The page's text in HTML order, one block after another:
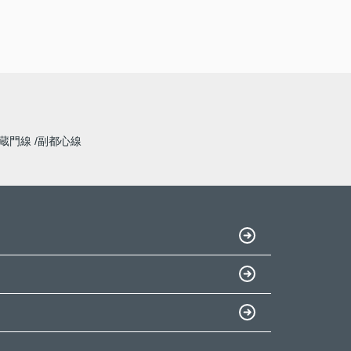
門線 副都心線